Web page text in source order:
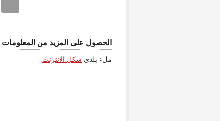
الحصول على المزيد من المعلومات
ملء بلدي شكل الانترنت.